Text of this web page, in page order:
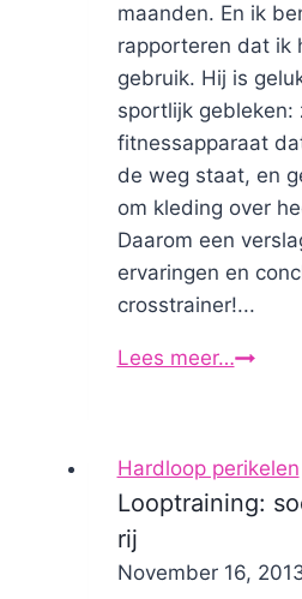
maanden. En ik
rapporteren dat ik
gebruik. Hij is
sportlijk gebleken:
fitnessapparaat
de weg staat, en
om kleding over
Daarom een
ervaringen en
crosstrainer!...
Lees meer…
en
met
Hardloop perikelen
Looptraining:
rij
ByNicole
November 16,